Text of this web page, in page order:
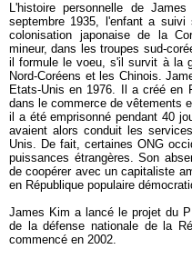
L'histoire personnelle de
septembre 1935, l'enfant a
colonisation japonaise de la
mineur, dans les troupes sud-
il formule le voeu, s'il survit à la
Nord-Coréens et les Chinois.
Etats-Unis en 1976. Il a créé en
dans le commerce de vêtements
il a été emprisonné pendant 40
avaient alors conduit les
Unis. De fait, certaines ONG
puissances étrangères. Son
de coopérer avec un capitaliste
en République populaire
James Kim a lancé le projet du
de la défense nationale de la
commencé en 2002.